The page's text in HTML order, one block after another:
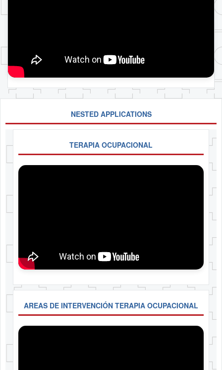
NESTED APPLICATIONS
TERAPIA OCUPACIONAL
AREAS DE INTERVENCIÓN TERAPIA OCUPACIONAL